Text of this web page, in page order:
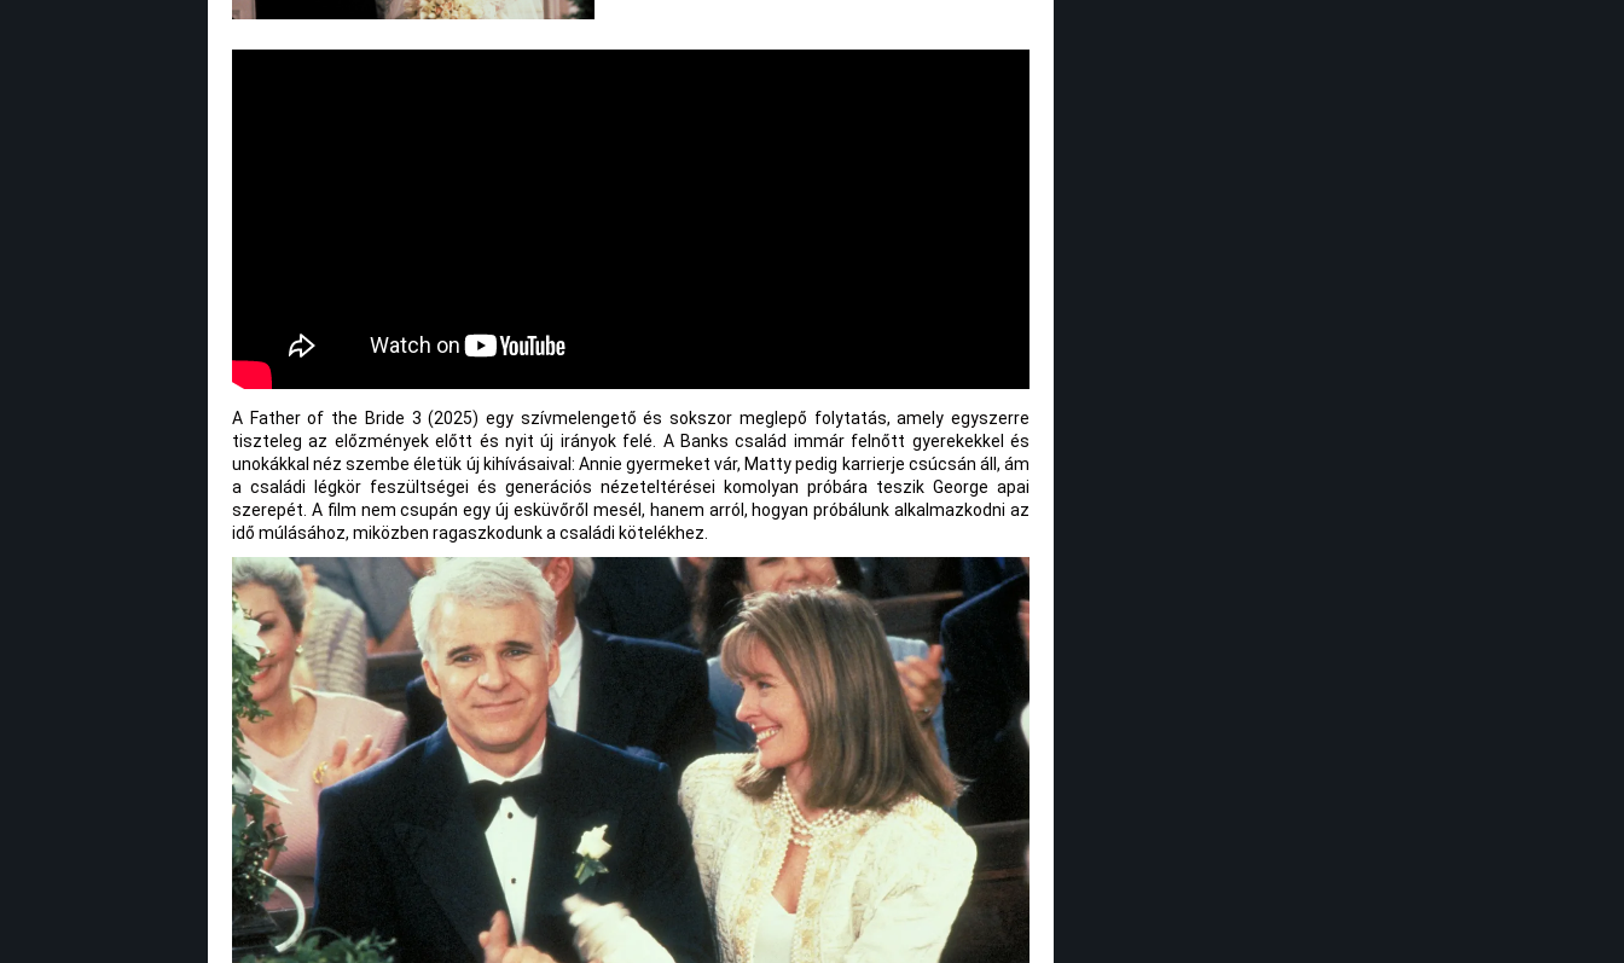
A Father of the Bride 3 (2025) egy szívmelengető és sokszor meglepő folytatás, amely egyszerre
tiszteleg az előzmények előtt és nyit új irányok felé. A Banks család immár felnőtt gyerekekkel és
unokákkal néz szembe életük új kihívásaival: Annie gyermeket vár, Matty pedig karrierje csúcsán áll, ám
a családi légkör feszültségei és generációs nézeteltérései komolyan próbára teszik George apai
szerepét. A film nem csupán egy új esküvőről mesél, hanem arról, hogyan próbálunk alkalmazkodni az
idő múlásához, miközben ragaszkodunk a családi kötelékhez.